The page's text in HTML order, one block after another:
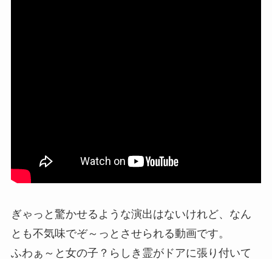
ぎゃっと驚かせるような演出はないけれど、なん
とも不気味でぞ～っとさせられる動画です。
ふわぁ～と女の子？らしき霊がドアに張り付いて